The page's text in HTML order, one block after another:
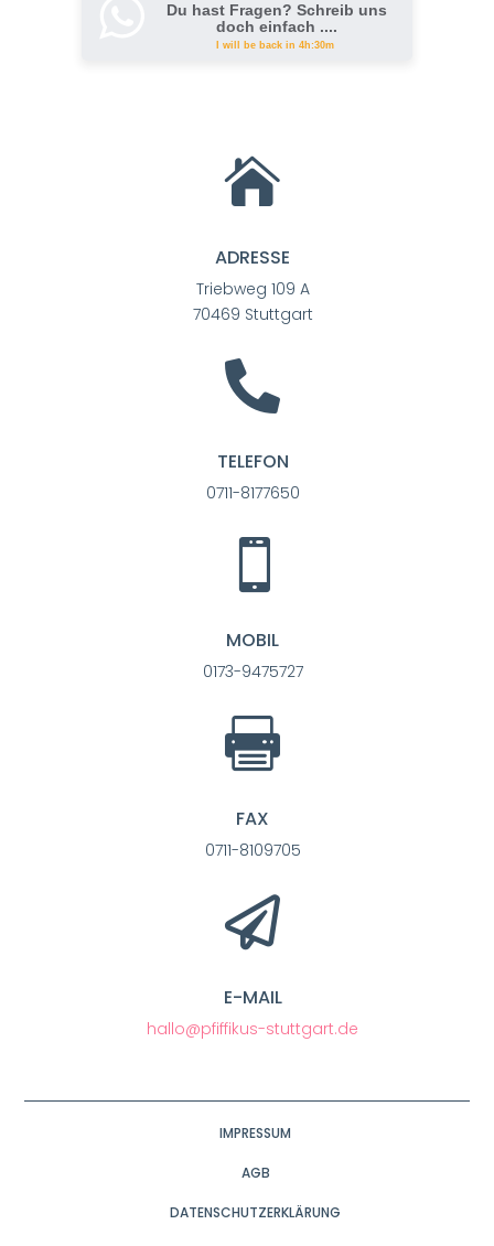
Du hast Fragen? Schreib uns
doch einfach ....
I will be back in 4h:30m

ADRESSE
Triebweg 109 A
70469 Stuttgart

TELEFON
0711-8177650

MOBIL
0173-9475727

FAX
0711-8109705

E-MAIL
hallo@pfiffikus-stuttgart.de
IMPRESSUM
AGB
DATENSCHUTZERKLÄRUNG